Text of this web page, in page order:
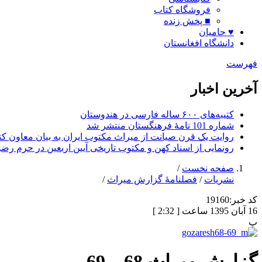
فروشگاه کتاب
■ پخش زنده
♥ حامیان
دانشگاه افغانستان
فهرست
آخرین اخبار
کتیبه‌های ۶۰۰ ساله فارسی در هندوستان
شماره 101 نامۀ فرهنگستان منتشر شد
روایت یک قرن صیانت از میراث مکتوب ایران به بیان معاون
رونمایی از اسناد کهن و مکتوب تاریخی آیین اربعین در حرم
صفحه نخست /
نشریات / فصلنامۀ گزارش میراث /
کد خبر:19160
16 آبان 1395 ساعت [ 2:32 ]
پ